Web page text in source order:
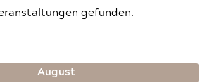
gefunden.
August